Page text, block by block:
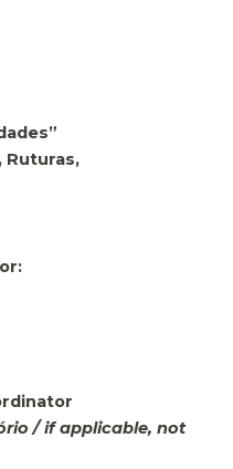
Ruturas,
/ if applicable, not